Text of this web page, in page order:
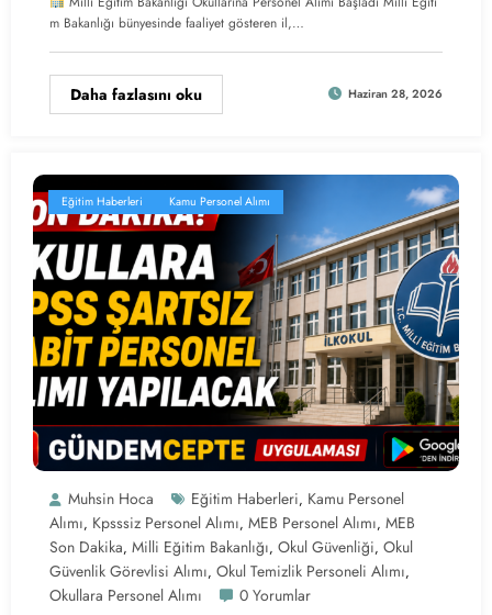
m Bakanlığı bünyesinde faaliyet gösteren il,…
Daha fazlasını oku Haziran 28, 2026
Eğitim Haberleri Kamu Personel Alımı
Muhsin Hoca Eğitim Haberleri, Kamu Personel
Alımı, Kpsssiz Personel Alımı, MEB Personel Alımı, MEB
Son Dakika, Milli Eğitim Bakanlığı, Okul Güvenliği, Okul
Güvenlik Görevlisi Alımı, Okul Temizlik Personeli Alımı,
Okullara Personel Alımı 0 Yorumlar